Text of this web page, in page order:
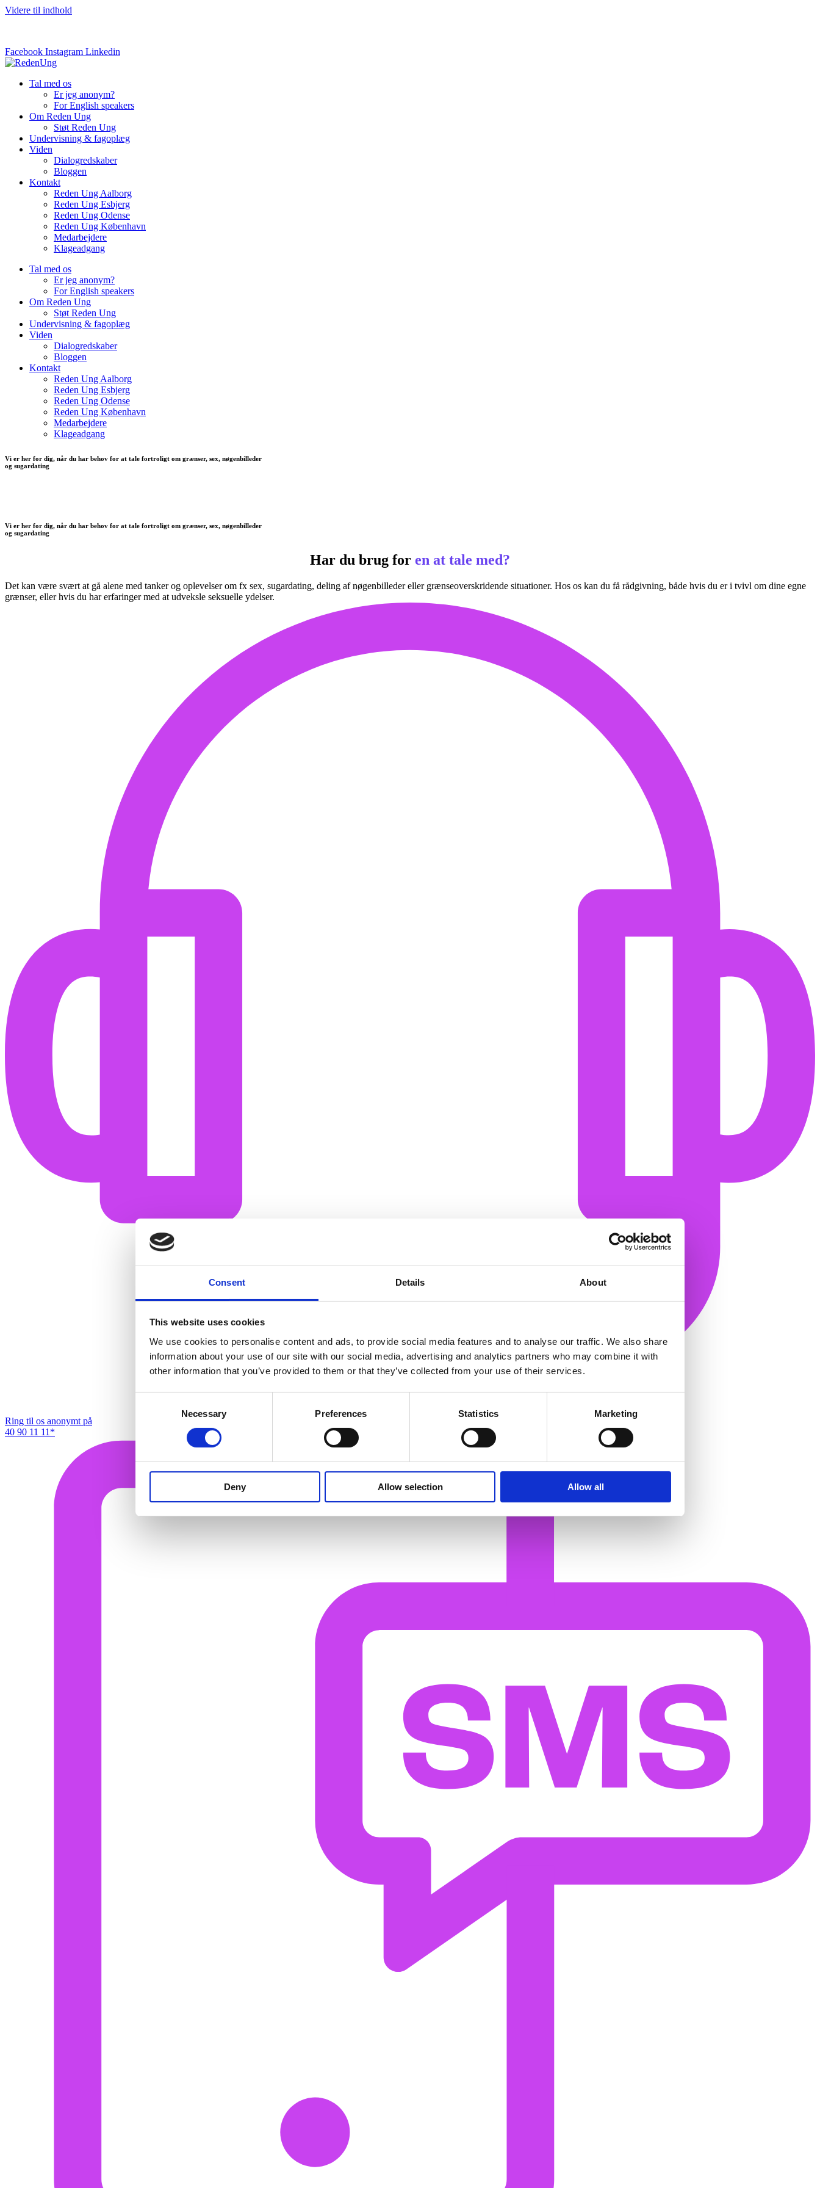
Consent Details About
This website uses cookies
We use cookies to personalise content and ads, to provide social media features and to analyse our traffic. We also share
information about your use of our site with our social media, advertising and analytics partners who may combine it with
other information that you’ve provided to them or that they’ve collected from your use of their services.
Necessary Preferences Statistics Marketing
Deny Allow selection Allow all
Videre til indhold
Facebook Instagram Linkedin
Tal med os
Er jeg anonym?
For English speakers
Om Reden Ung
Støt Reden Ung
Undervisning & fagoplæg
Viden
Dialogredskaber
Bloggen
Kontakt
Reden Ung Aalborg
Reden Ung Esbjerg
Reden Ung Odense
Reden Ung København
Medarbejdere
Klageadgang
Tal med os
Er jeg anonym?
For English speakers
Om Reden Ung
Støt Reden Ung
Undervisning & fagoplæg
Viden
Dialogredskaber
Bloggen
Kontakt
Reden Ung Aalborg
Reden Ung Esbjerg
Reden Ung Odense
Reden Ung København
Medarbejdere
Klageadgang
Vi er her for dig, når du har behov for at tale fortroligt om grænser, sex, nøgenbilleder
og sugardating
Vi er her for dig, når du har behov for at tale fortroligt om grænser, sex, nøgenbilleder
og sugardating
Har du brug for en at tale med?
Det kan være svært at gå alene med tanker og oplevelser om fx sex, sugardating, deling af nøgenbilleder eller grænseoverskridende situationer. Hos os kan du få rådgivning, både hvis du er i tvivl om dine egne
grænser, eller hvis du har erfaringer med at udveksle seksuelle ydelser.
Ring til os anonymt på
40 90 11 11*